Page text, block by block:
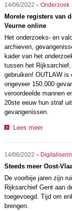
14/06/2022 - Onderzoek
Morele registers van
Veurne online
Het onderzoeks- en
archieven,
kader van het
tussen het
gebruiken! OUTLAW is
ongeveer 150.000
veroordeelde mannen
20ste eeuw hun straf
gevangenissen.
Lees meer
14/06/2022 -
Steeds meer Oost-
De voorbije jaren zijn
Rijksarchief Gent aan
toegevoegd. Tijd om
brengen.